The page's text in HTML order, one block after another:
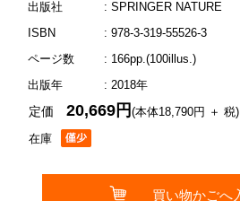
出版社
: SPRINGER NATURE
ISBN
: 978-3-319-55526-3
ページ数
: 166pp.(100illus.)
出版年
: 2018年
在庫
定価20,669円(本体18,790円 ＋ 税)